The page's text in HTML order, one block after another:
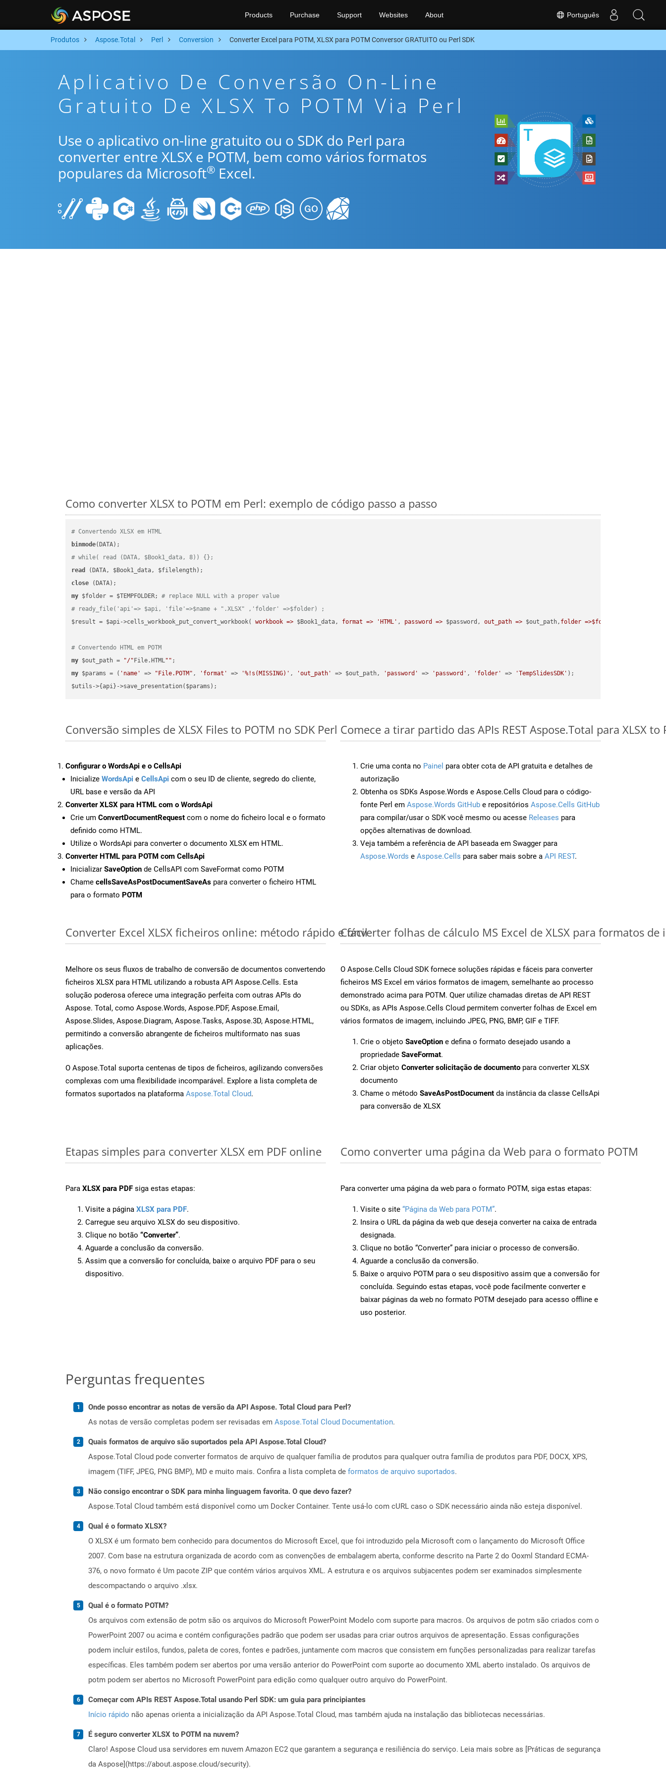
Português
Products Purchase Support Websites About
Produtos Aspose.Total Perl Conversion Converter Excel para POTM, XLSX para POTM Conversor GRATUITO ou Perl SDK
Aplicativo De Conversão On-Line
Gratuito De XLSX To POTM Via Perl
Use o aplicativo on-line gratuito ou o SDK do Perl para
converter entre XLSX e POTM, bem como vários formatos
populares da Microsoft® Excel.
Como converter XLSX to POTM em Perl: exemplo de código passo a passo
# Convertendo XLSX em HTML
binmode
# while( read (DATA, $Book1_data, 8)) {};
read
close
my $folder = $TEMPFOLDER; # replace NULL with a proper value
# ready_file('api'=> $api, 'file'=>$name + ".XLSX" ,'folder' =>$folder) ;
$result = $api->cells_workbook_put_convert_workbook( workbook => $Book1_data, format => 'HTML' , password => $password, out_path => $out_path, folder =>$folder
# Convertendo HTML em POTM
my $out_path = "/" File.HTML""
my $params = ( 'name' => "File.POTM" , 'format' => '%!s(MISSING)' , 'out_path' => $out_path, 'password' => 'password' , 'folder' => 'TempSlidesSDK' );
Conversão simples de XLSX Files to POTM no SDK Perl
Configurar o WordsApi e o CellsApi
Inicialize WordsApi e CellsApi com o seu ID de cliente, segredo do cliente,
URL base e versão da API
Converter XLSX para HTML com o WordsApi
Crie um ConvertDocumentRequest com o nome do ficheiro local e o formato
definido como HTML.
Utilize o WordsApi para converter o documento XLSX em HTML.
Converter HTML para POTM com CellsApi
Inicializar SaveOption de CellsAPI com SaveFormat como POTM
Chame cellsSaveAsPostDocumentSaveAs para converter o ficheiro HTML
para o formato POTM
Comece a tirar partido das APIs REST Aspose.Total para XLSX to
Crie uma conta no Painel para obter cota de API gratuita e detalhes de
autorização
Obtenha os SDKs Aspose.Words e Aspose.Cells Cloud para o código-
fonte Perl em Aspose.Words GitHub e repositórios Aspose.Cells GitHub
para compilar/usar o SDK você mesmo ou acesse Releases para
opções alternativas de download.
Veja também a referência de API baseada em Swagger para
Aspose.Words e Aspose.Cells para saber mais sobre a API REST.
Converter Excel XLSX ficheiros online: método rápido e fácil
Melhore os seus fluxos de trabalho de conversão de documentos convertendo
ficheiros XLSX para HTML utilizando a robusta API Aspose.Cells. Esta
solução poderosa oferece uma integração perfeita com outras APIs do
Aspose. Total, como Aspose.Words, Aspose.PDF, Aspose.Email,
Aspose.Slides, Aspose.Diagram, Aspose.Tasks, Aspose.3D, Aspose.HTML,
permitindo a conversão abrangente de ficheiros multiformato nas suas
aplicações.
O Aspose.Total suporta centenas de tipos de ficheiros, agilizando conversões
complexas com uma flexibilidade incomparável. Explore a lista completa de
formatos suportados na plataforma Aspose.Total Cloud.
Converter folhas de cálculo MS Excel de XLSX para formatos de
O Aspose.Cells Cloud SDK fornece soluções rápidas e fáceis para converter
ficheiros MS Excel em vários formatos de imagem, semelhante ao processo
demonstrado acima para POTM. Quer utilize chamadas diretas de API REST
ou SDKs, as APIs Aspose.Cells Cloud permitem converter folhas de Excel em
vários formatos de imagem, incluindo JPEG, PNG, BMP, GIF e TIFF.
Crie o objeto SaveOption e defina o formato desejado usando a
propriedade SaveFormat.
Criar objeto Converter solicitação de documento para converter XLSX
documento
Chame o método SaveAsPostDocument da instância da classe CellsApi
para conversão de XLSX
Etapas simples para converter XLSX em PDF online
Para XLSX para PDF siga estas etapas:
Visite a página XLSX para PDF.
Carregue seu arquivo XLSX do seu dispositivo.
Clique no botão “Converter”.
Aguarde a conclusão da conversão.
Assim que a conversão for concluída, baixe o arquivo PDF para o seu
dispositivo.
Como converter uma página da Web para o formato POTM
Para converter uma página da web para o formato POTM, siga estas etapas:
Visite o site “Página da Web para POTM”.
Insira o URL da página da web que deseja converter na caixa de entrada
designada.
Clique no botão “Converter” para iniciar o processo de conversão.
Aguarde a conclusão da conversão.
Baixe o arquivo POTM para o seu dispositivo assim que a conversão for
concluída. Seguindo estas etapas, você pode facilmente converter e
baixar páginas da web no formato POTM desejado para acesso offline e
uso posterior.
Perguntas frequentes
Onde posso encontrar as notas de versão da API Aspose. Total Cloud para Perl?
As notas de versão completas podem ser revisadas em Aspose.Total Cloud Documentation.
Quais formatos de arquivo são suportados pela API Aspose.Total Cloud?
Aspose.Total Cloud pode converter formatos de arquivo de qualquer família de produtos para qualquer outra família de produtos para PDF, DOCX, XPS,
imagem (TIFF, JPEG, PNG BMP), MD e muito mais. Confira a lista completa de formatos de arquivo suportados.
Não consigo encontrar o SDK para minha linguagem favorita. O que devo fazer?
Aspose.Total Cloud também está disponível como um Docker Container. Tente usá-lo com cURL caso o SDK necessário ainda não esteja disponível.
Qual é o formato XLSX?
O XLSX é um formato bem conhecido para documentos do Microsoft Excel, que foi introduzido pela Microsoft com o lançamento do Microsoft Office
2007. Com base na estrutura organizada de acordo com as convenções de embalagem aberta, conforme descrito na Parte 2 do Ooxml Standard ECMA-
376, o novo formato é Um pacote ZIP que contém vários arquivos XML. A estrutura e os arquivos subjacentes podem ser examinados simplesmente
descompactando o arquivo .xlsx.
Qual é o formato POTM?
Os arquivos com extensão de potm são os arquivos do Microsoft PowerPoint Modelo com suporte para macros. Os arquivos de potm são criados com o
PowerPoint 2007 ou acima e contém configurações padrão que podem ser usadas para criar outros arquivos de apresentação. Essas configurações
podem incluir estilos, fundos, paleta de cores, fontes e padrões, juntamente com macros que consistem em funções personalizadas para realizar tarefas
específicas. Eles também podem ser abertos por uma versão anterior do PowerPoint com suporte ao documento XML aberto instalado. Os arquivos de
potm podem ser abertos no Microsoft PowerPoint para edição como qualquer outro arquivo do PowerPoint.
Começar com APIs REST Aspose.Total usando Perl SDK: um guia para principiantes
Início rápido não apenas orienta a inicialização da API Aspose.Total Cloud, mas também ajuda na instalação das bibliotecas necessárias.
É seguro converter XLSX to POTM na nuvem?
Claro! Aspose Cloud usa servidores em nuvem Amazon EC2 que garantem a segurança e resiliência do serviço. Leia mais sobre as [Práticas de segurança
da Aspose](https://about.aspose.cloud/security).